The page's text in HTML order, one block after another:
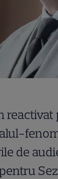
reactivat
de